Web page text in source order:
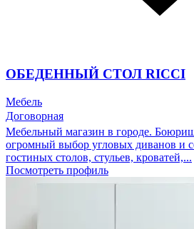
ОБЕДЕННЫЙ СТОЛ RICCI
Мебель
Договорная
Мебельный магазин в городе.
огромный выбор угловых диванов и
гостиных столов, стульев, кроватей,...
Посмотреть профиль